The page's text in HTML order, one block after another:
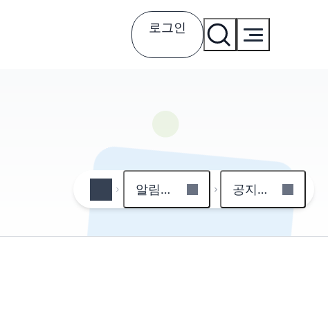
로그인
알림마당 공지사항